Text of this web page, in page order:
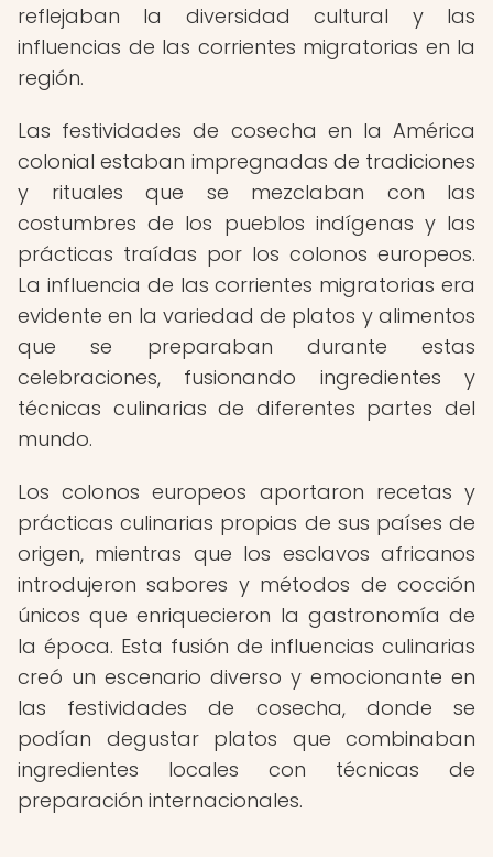
reflejaban la diversidad cultural y las
influencias de las corrientes migratorias en la
región.
Las festividades de cosecha en la América
colonial estaban impregnadas de tradiciones
y rituales que se mezclaban con las
costumbres de los pueblos indígenas y las
prácticas traídas por los colonos europeos.
La influencia de las corrientes migratorias era
evidente en la variedad de platos y alimentos
que se preparaban durante estas
celebraciones, fusionando ingredientes y
técnicas culinarias de diferentes partes del
mundo.
Los colonos europeos aportaron recetas y
prácticas culinarias propias de sus países de
origen, mientras que los esclavos africanos
introdujeron sabores y métodos de cocción
únicos que enriquecieron la gastronomía de
la época. Esta fusión de influencias culinarias
creó un escenario diverso y emocionante en
las festividades de cosecha, donde se
podían degustar platos que combinaban
ingredientes locales con técnicas de
preparación internacionales.